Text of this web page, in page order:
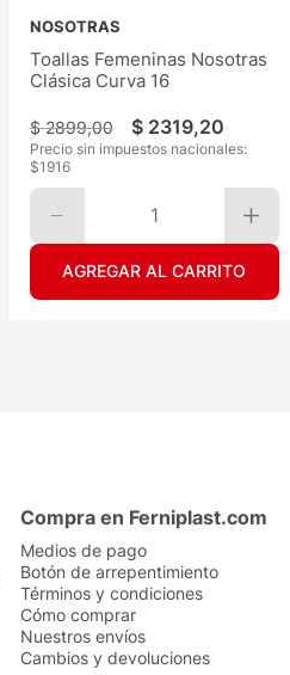
NOSOTRAS
Toallas Femeninas Nosotras
Clásica Curva 16
$ 2899,00 $ 2319,20
Precio sin impuestos nacionales:
$1916
1
AGREGAR AL CARRITO
Compra en Ferniplast.com
Medios de pago
Botón de arrepentimiento
Términos y condiciones
Cómo comprar
Nuestros envíos
Cambios y devoluciones